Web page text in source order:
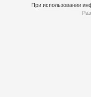
При использовании